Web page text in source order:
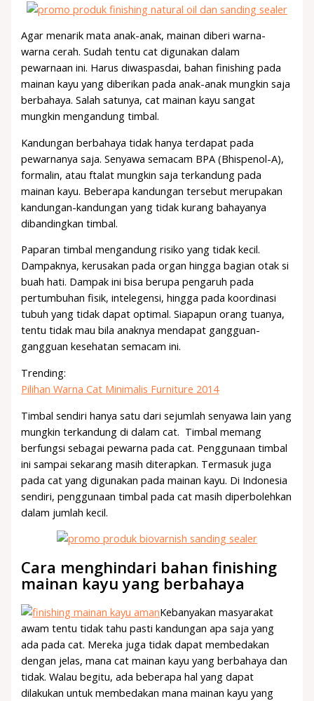
Agar menarik mata anak-anak, mainan diberi warna-
warna cerah. Sudah tentu cat digunakan dalam
pewarnaan ini. Harus diwaspasdai, bahan finishing pada
mainan kayu yang diberikan pada anak-anak mungkin saja
berbahaya. Salah satunya, cat mainan kayu sangat
mungkin mengandung timbal.
Kandungan berbahaya tidak hanya terdapat pada
pewarnanya saja. Senyawa semacam BPA (Bhispenol-A),
formalin, atau ftalat mungkin saja terkandung pada
mainan kayu. Beberapa kandungan tersebut merupakan
kandungan-kandungan yang tidak kurang bahayanya
dibandingkan timbal.
Paparan timbal mengandung risiko yang tidak kecil.
Dampaknya, kerusakan pada organ hingga bagian otak si
buah hati. Dampak ini bisa berupa pengaruh pada
pertumbuhan fisik, intelegensi, hingga pada koordinasi
tubuh yang tidak dapat optimal. Siapapun orang tuanya,
tentu tidak mau bila anaknya mendapat gangguan-
gangguan kesehatan semacam ini.
Trending:
Pilihan Warna Cat Minimalis Furniture 2014
Timbal sendiri hanya satu dari sejumlah senyawa lain yang
mungkin terkandung di dalam cat. Timbal memang
berfungsi sebagai pewarna pada cat. Penggunaan timbal
ini sampai sekarang masih diterapkan. Termasuk juga
pada cat yang digunakan pada mainan kayu. Di Indonesia
sendiri, penggunaan timbal pada cat masih diperbolehkan
dalam jumlah kecil.
Cara menghindari bahan finishing
mainan kayu yang berbahaya
Kebanyakan masyarakat
awam tentu tidak tahu pasti kandungan apa saja yang
ada pada cat. Mereka juga tidak dapat membedakan
dengan jelas, mana cat mainan kayu yang berbahaya dan
tidak. Walau begitu, ada beberapa hal yang dapat
dilakukan untuk membedakan mana mainan kayu yang